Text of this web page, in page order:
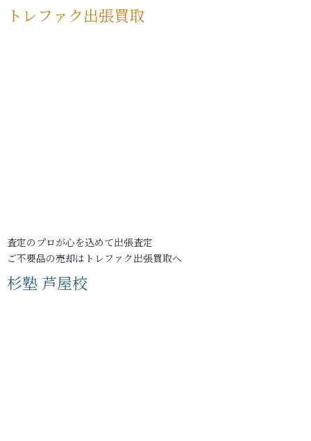
トレファク出張買取
査定のプロが心を込めて出張査定
ご不要品の売却はトレファク出張買取へ
杉塾 芦屋校